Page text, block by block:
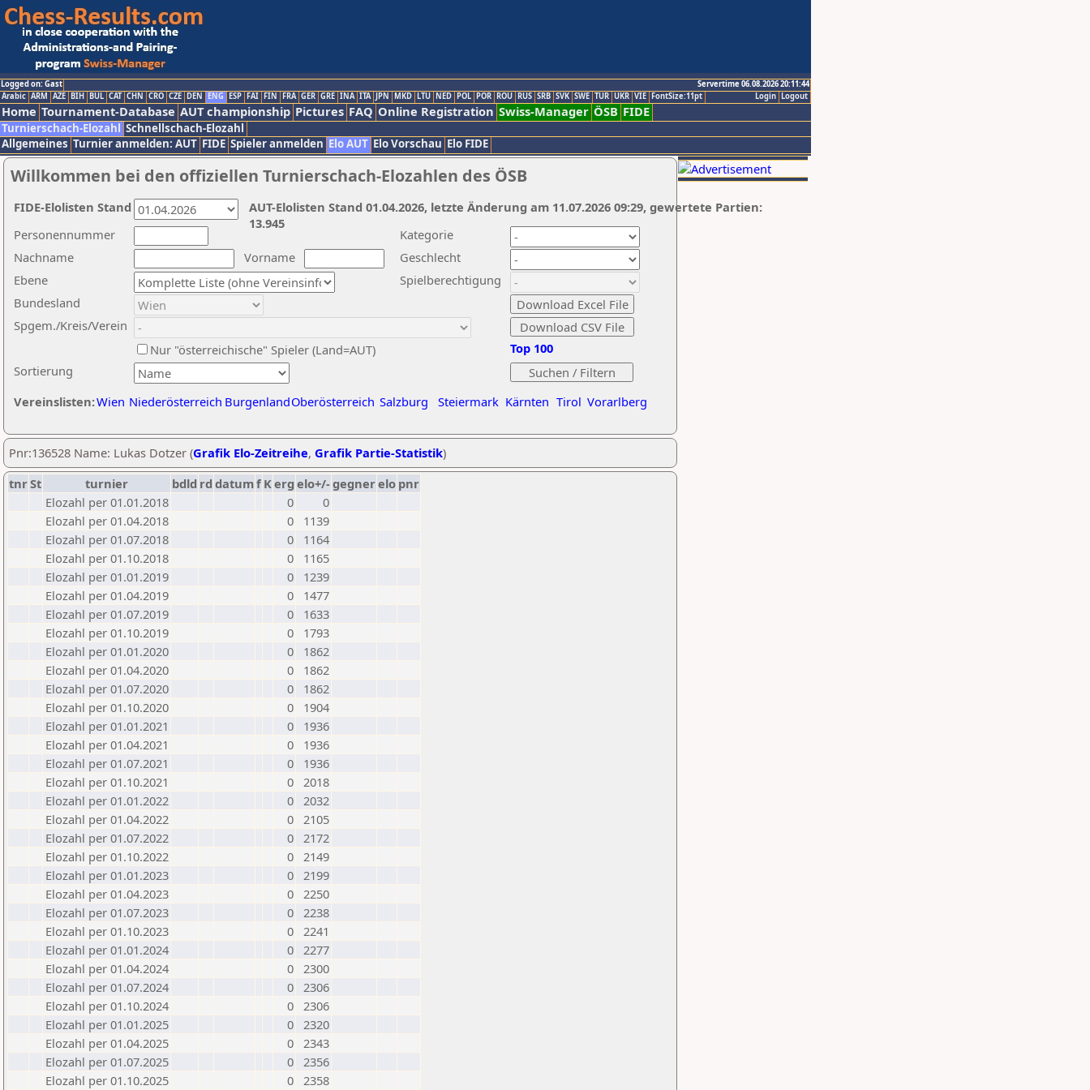
Logged on: Gast
Servertime 06.08.2026 20:11:44
Logout
Login
Arabic ARM AZE BIH BUL CAT CHN CRO CZE DEN ENG ESP FAI FIN FRA GER GRE INA ITA JPN MKD LTU NED POL POR ROU RUS SRB SVK SWE TUR UKR VIE FontSize:11pt
Home Tournament-Database AUT championship Pictures FAQ Online Registration Swiss-Manager ÖSB FIDE
Turnierschach-Elozahl Schnellschach-Elozahl
Allgemeines Turnier anmelden: AUT FIDE Spieler anmelden Elo AUT Elo Vorschau Elo FIDE
Willkommen bei den offiziellen Turnierschach-Elozahlen des ÖSB
Nachname
Vorname
Ebene
Kategorie
Sortierung
Personennummer
Bundesland
Spgem./Kreis/Verein
Geschlecht
Nur "österreichische" Spieler (Land=AUT)
Spielberechtigung
Vereinslisten:Wien Niederösterreich BurgenlandOberösterreich Salzburg Steiermark Kärnten Tirol Vorarlberg
Top 100
AUT-Elolisten Stand 01.04.2026, letzte Änderung am 11.07.2026 09:29, gewertete Partien:
13.945
FIDE-Elolisten Stand
Pnr:136528 Name: Lukas Dotzer (Grafik Elo-Zeitreihe, Grafik Partie-Statistik)
tnrSt turnier bdld rd datumf Kerg elo+/-gegnerelo pnr
Elozahl per 01.01.2018
0
0
Elozahl per 01.04.2018
0
1139
Elozahl per 01.07.2018
0
1164
Elozahl per 01.10.2018
0
1165
Elozahl per 01.01.2019
0
1239
Elozahl per 01.04.2019
0
1477
Elozahl per 01.07.2019
0
1633
Elozahl per 01.10.2019
0
1793
Elozahl per 01.01.2020
0
1862
Elozahl per 01.04.2020
0
1862
Elozahl per 01.07.2020
0
1862
Elozahl per 01.10.2020
0
1904
Elozahl per 01.01.2021
0
1936
Elozahl per 01.04.2021
0
1936
Elozahl per 01.07.2021
0
1936
Elozahl per 01.10.2021
0 2018
Elozahl per 01.01.2022
0 2032
Elozahl per 01.04.2022
0 2105
Elozahl per 01.07.2022
0 2172
Elozahl per 01.10.2022
0 2149
Elozahl per 01.01.2023
0 2199
Elozahl per 01.04.2023
0 2250
Elozahl per 01.07.2023
0 2238
Elozahl per 01.10.2023
0 2241
Elozahl per 01.01.2024
0 2277
Elozahl per 01.04.2024
0 2300
Elozahl per 01.07.2024
0 2306
Elozahl per 01.10.2024
0 2306
Elozahl per 01.01.2025
0 2320
Elozahl per 01.04.2025
0 2343
Elozahl per 01.07.2025
0 2356
Elozahl per 01.10.2025
0 2358